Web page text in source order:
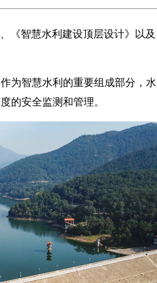
智慧水利建设顶层设计》以
为智慧水利的重要组成部分，
的安全监测和管理。